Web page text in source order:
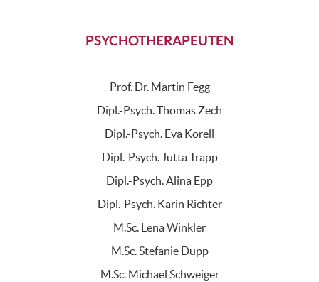
PSYCHOTHERAPEUTEN
Prof. Dr. Martin Fegg
Dipl.-Psych. Thomas Zech
Dipl.-Psych. Eva Korell
Dipl.-Psych. Jutta Trapp
Dipl.-Psych. Alina Epp
Dipl.-Psych. Karin Richter
M.Sc. Lena Winkler
M.Sc. Stefanie Dupp
M.Sc. Michael Schweiger